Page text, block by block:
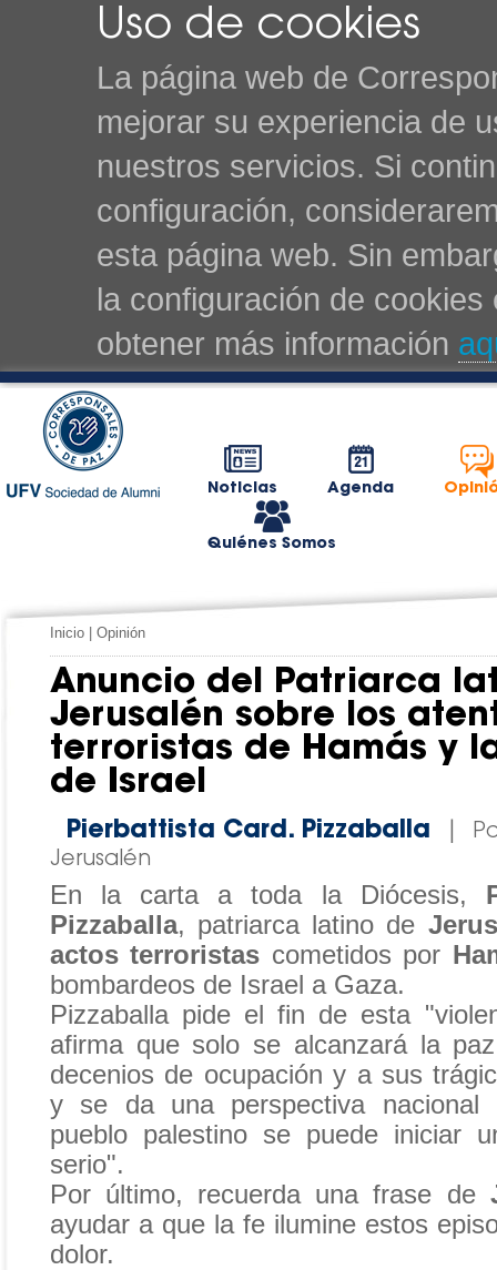
Uso de cookies
La página web de
mejorar su experiencia de
nuestros servicios. Si
configuración,
esta página web. Sin
la configuración de
obtener más información
Noticias Agenda
Quiénes Somos
Inicio Opinión
Anuncio del Patriarca
Jerusalén sobre los
terroristas de Hamás y
de Israel
Pierbattista Card. Pizzaballa
Jerusalén
En la carta a toda la Diócesis,
Pizzaballa, patriarca latino de
actos terroristas cometidos por
bombardeos de Israel a Gaza.
Pizzaballa pide el fin de esta
afirma que solo se alcanzará la
decenios de ocupación y a sus
y se da una perspectiva
pueblo palestino se puede iniciar
serio".
Por último, recuerda una frase de
ayudar a que la fe ilumine estos
dolor.